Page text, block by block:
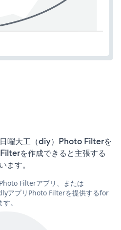
曜大工（diy）Photo Filterを
を作成できると主張する
す。
Filterアプリ、または
アプリPhoto Filterを提供するfor
。